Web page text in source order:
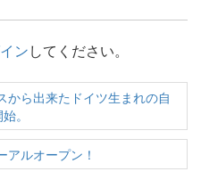
ン してください。
から出来たドイツ生まれの自
。
アルオープン！